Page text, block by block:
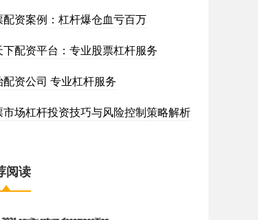
配资案例：杠杆爆仓血亏百万
下配资平台：专业股票杠杆服务
配资公司 专业杠杆服务
市场杠杆投资技巧与风险控制策略解析
阅读